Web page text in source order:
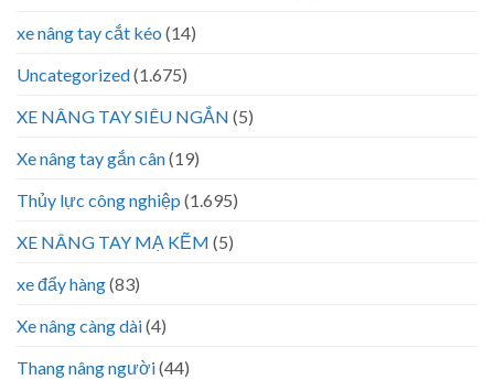
xe nâng tay cắt kéo (14)
Uncategorized(1.675)
XE NÂNG TAY SIÊU NGẮN (5)
Xe nâng tay gắn cân(19)
Thủy lực công nghiệp (1.695)
XE NÂNG TAY MẠ KẼM (5)
xe đẩy hàng(83)
Xe nâng càng dài(4)
Thang nâng người(44)